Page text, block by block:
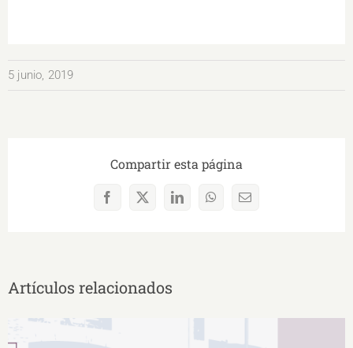
5 junio, 2019
Compartir esta página
Facebook
X LinkedInWhatsAppCorreo
Artículos relacionados